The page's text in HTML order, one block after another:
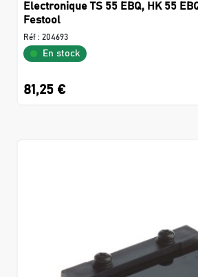
Electronique TS 55 EBQ, HK 55
Festool
Réf : 204693
En stock
81,25 €